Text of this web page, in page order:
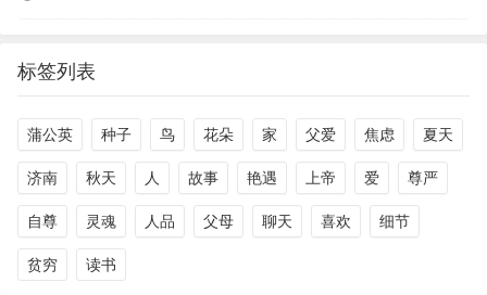
标签列表
蒲公英 种子 鸟 花朵 家 父爱 焦虑 夏天
济南 秋天 人 故事 艳遇 上帝 爱 尊严
自尊 灵魂 人品 父母 聊天 喜欢 细节
贫穷 读书